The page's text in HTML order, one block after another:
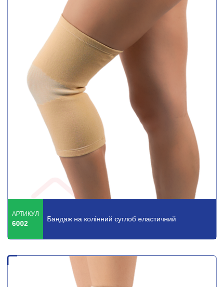
АРТИКУЛ
6002
Бандаж на колінний суглоб еластичний